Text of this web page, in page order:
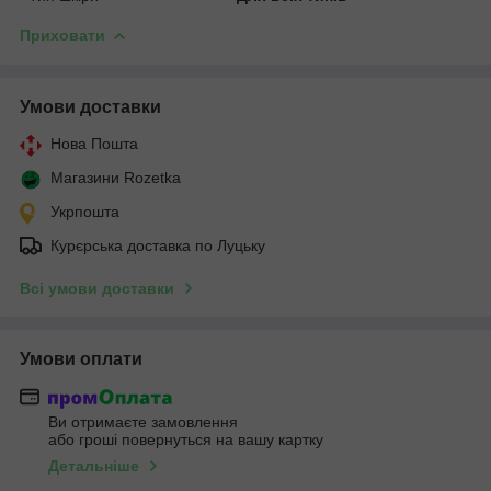
Приховати
Умови доставки
Нова Пошта
Магазини Rozetka
Укрпошта
Курєрська доставка по Луцьку
Всі умови доставки
Умови оплати
Ви отримаєте замовлення
або гроші повернуться на вашу картку
Детальніше